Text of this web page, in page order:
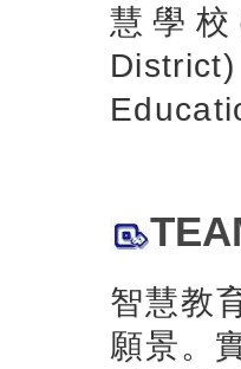
慧學校
智慧教
願景。